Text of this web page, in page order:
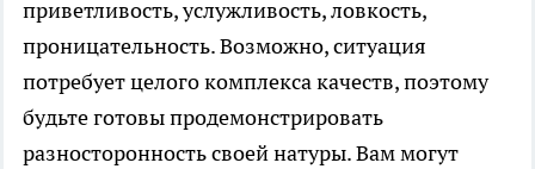
приветливость, услужливость, ловкость,
проницательность. Возможно, ситуация
потребует целого комплекса качеств, поэтому
будьте готовы продемонстрировать
разносторонность своей натуры. Вам могут